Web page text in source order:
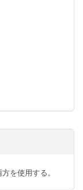
を使用する。